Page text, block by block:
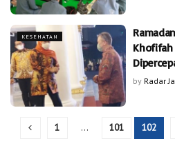
KESEHATAN
Khofifah
by Radar
1 … 101 102